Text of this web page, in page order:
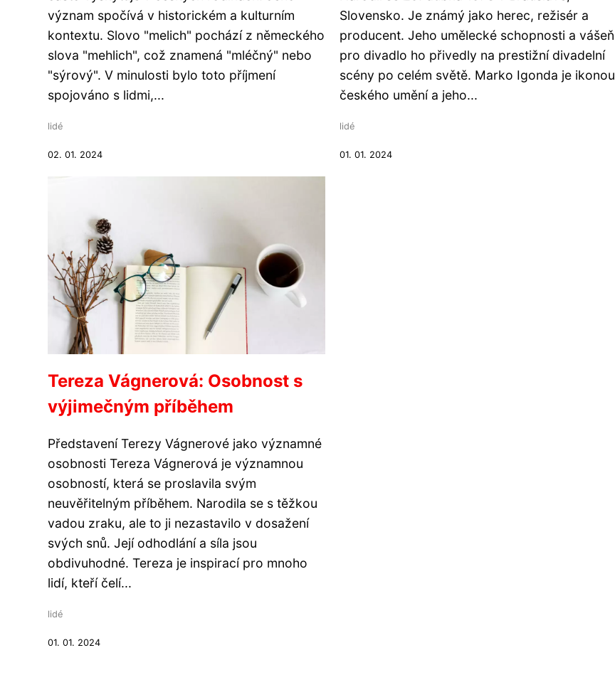
význam spočívá v historickém a kulturním
kontextu. Slovo "melich" pochází z německého
slova "mehlich", což znamená "mléčný" nebo
"sýrový". V minulosti bylo toto příjmení
spojováno s lidmi,...
lidé
02. 01. 2024
Slovensko. Je známý jako herec, režisér a
producent. Jeho umělecké schopnosti a vášeň
pro divadlo ho přivedly na prestižní divadelní
scény po celém světě. Marko Igonda je ikonou
českého umění a jeho...
lidé
01. 01. 2024
Tereza Vágnerová: Osobnost s
výjimečným příběhem
Představení Terezy Vágnerové jako významné
osobnosti Tereza Vágnerová je významnou
osobností, která se proslavila svým
neuvěřitelným příběhem. Narodila se s těžkou
vadou zraku, ale to ji nezastavilo v dosažení
svých snů. Její odhodlání a síla jsou
obdivuhodné. Tereza je inspirací pro mnoho
lidí, kteří čelí...
lidé
01. 01. 2024